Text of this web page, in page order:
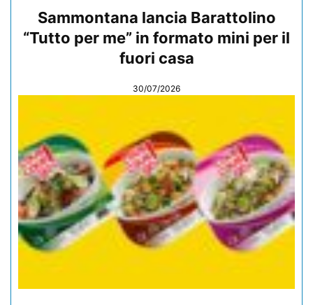
Sammontana lancia Barattolino
“Tutto per me” in formato mini per il
fuori casa
30/07/2026